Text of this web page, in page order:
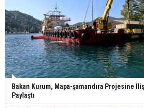
Bakan Kurum, Mapa-şamandıra Projesine
Paylaştı